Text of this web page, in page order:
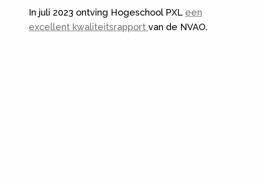
In juli 2023 ontving Hogeschool PXL een
excellent kwaliteitsrapport van de NVAO.